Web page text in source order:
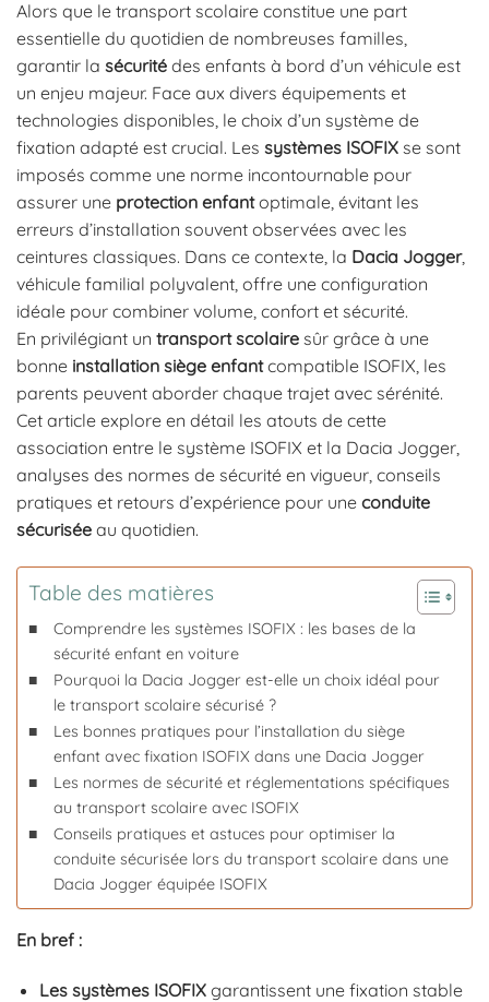
Alors que le transport scolaire constitue une part
essentielle du quotidien de nombreuses familles,
garantir la sécurité des enfants à bord d’un véhicule est
un enjeu majeur. Face aux divers équipements et
technologies disponibles, le choix d’un système de
fixation adapté est crucial. Les systèmes ISOFIX se sont
imposés comme une norme incontournable pour
assurer une protection enfantoptimale, évitant les
erreurs d’installation souvent observées avec les
ceintures classiques. Dans ce contexte, la Dacia Jogger,
véhicule familial polyvalent, offre une configuration
idéale pour combiner volume, confort et sécurité.
En privilégiant un transport scolaire sûr grâce à une
bonne installation siège enfantcompatible ISOFIX, les
parents peuvent aborder chaque trajet avec sérénité.
Cet article explore en détail les atouts de cette
association entre le système ISOFIX et la Dacia Jogger,
analyses des normes de sécurité en vigueur, conseils
pratiques et retours d’expérience pour une conduite
sécurisée au quotidien.
Table des matières
Comprendre les systèmes ISOFIX : les bases de la
sécurité enfant en voiture
Pourquoi la Dacia Jogger est-elle un choix idéal pour
le transport scolaire sécurisé ?
Les bonnes pratiques pour l’installation du siège
enfant avec fixation ISOFIX dans une Dacia Jogger
Les normes de sécurité et réglementations spécifiques
au transport scolaire avec ISOFIX
Conseils pratiques et astuces pour optimiser la
conduite sécurisée lors du transport scolaire dans une
Dacia Jogger équipée ISOFIX
En bref :
Les systèmes ISOFIXgarantissent une fixation stable